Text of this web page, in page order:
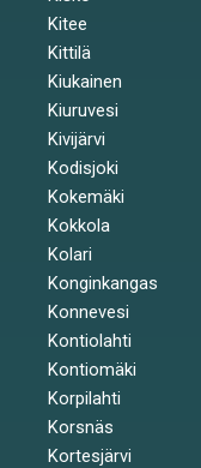
Kitee
Kittilä
Kiukainen
Kiuruvesi
Kivijärvi
Kodisjoki
Kokemäki
Kokkola
Kolari
Konginkangas
Konnevesi
Kontiolahti
Kontiomäki
Korpilahti
Korsnäs
Kortesjärvi